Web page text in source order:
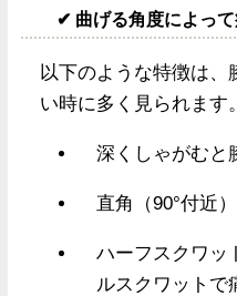
✔ 曲げる角度によっ
以下のような特徴は、
い時に多く見られます。
深くしゃがむと
直角（90°付近
ハーフスクワッ
ルスクワットで